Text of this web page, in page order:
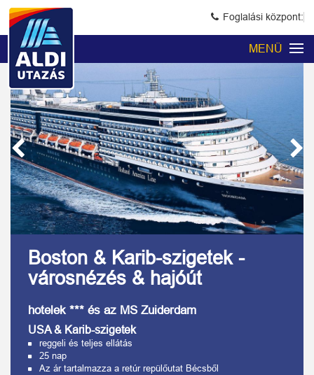
Foglalási központ:
MENÜ
Previous Next
Boston & Karib-szigetek -
városnézés & hajóút
hotelek *** és az MS Zuiderdam
USA & Karib-szigetek
reggeli és teljes ellátás
25 nap
Az ár tartalmazza a retúr repülőutat Bécsből